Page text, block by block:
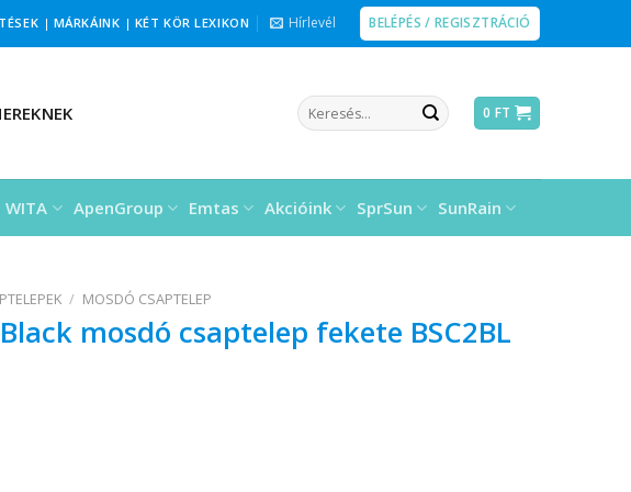
| MÁRKÁINK | KÉT KÖR LEXIKON Hírlevél BELÉPÉS / REGISZTRÁCIÓ
Keresés
a
0 FT
WITA ApenGroup Emtas Akcióink SprSun SunRain
/ MOSDÓ CSAPTELEP
mosdó csaptelep fekete BSC2BL